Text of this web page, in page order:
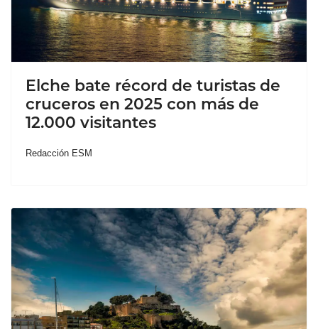
Elche bate récord de turistas de
cruceros en 2025 con más de
12.000 visitantes
Redacción ESM